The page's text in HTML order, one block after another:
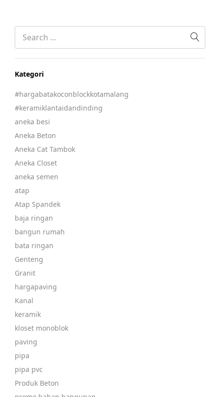
Kategori
#hargabatakoconblockkotamalang
#keramiklantaidandinding
aneka besi
Aneka Beton
Aneka Cat Tambok
Aneka Closet
aneka semen
atap
Atap Spandek
baja ringan
bangun rumah
bata ringan
Genteng
Granit
hargapaving
Kanal
keramik
kloset monoblok
paving
pipa
pipa pvc
Produk Beton